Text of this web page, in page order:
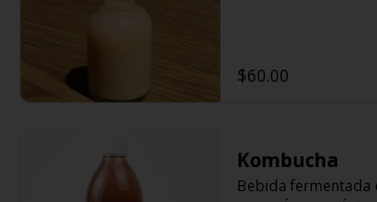
$60.00
Kombucha
Bebida fermentada